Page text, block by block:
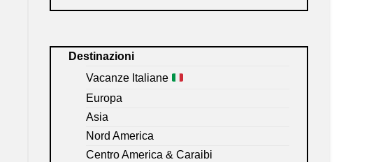
Destinazioni
Vacanze Italiane
Europa
Asia
Nord America
Centro America & Caraibi